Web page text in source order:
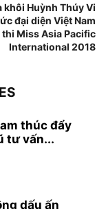
khôi Huỳnh Thúy Vi
đại diện Việt Nam
Miss Asia Pacific
International 2018
thúc đẩy
tư vấn...
dấu ấn